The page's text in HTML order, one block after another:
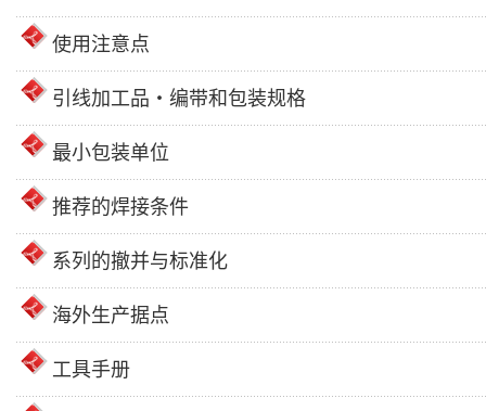
使用注意点
引线加工品・编带和包装规格
最小包装单位
推荐的焊接条件
系列的撤并与标准化
海外生产据点
工具手册